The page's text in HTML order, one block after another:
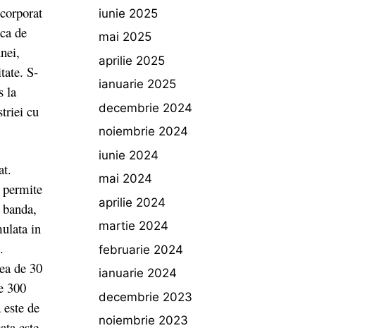
de
S-
la
cu
in
de 30
300
de
iunie 2025
mai 2025
aprilie 2025
ianuarie 2025
decembrie 2024
noiembrie 2024
iunie 2024
mai 2024
aprilie 2024
martie 2024
februarie 2024
ianuarie 2024
decembrie 2023
noiembrie 2023